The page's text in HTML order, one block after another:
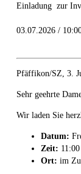
Einladung zur
03.07.2026 /
Pfäffikon/SZ, 3.
Sehr geehrte
Wir laden Sie
Datum:
Zeit:
Ort: im